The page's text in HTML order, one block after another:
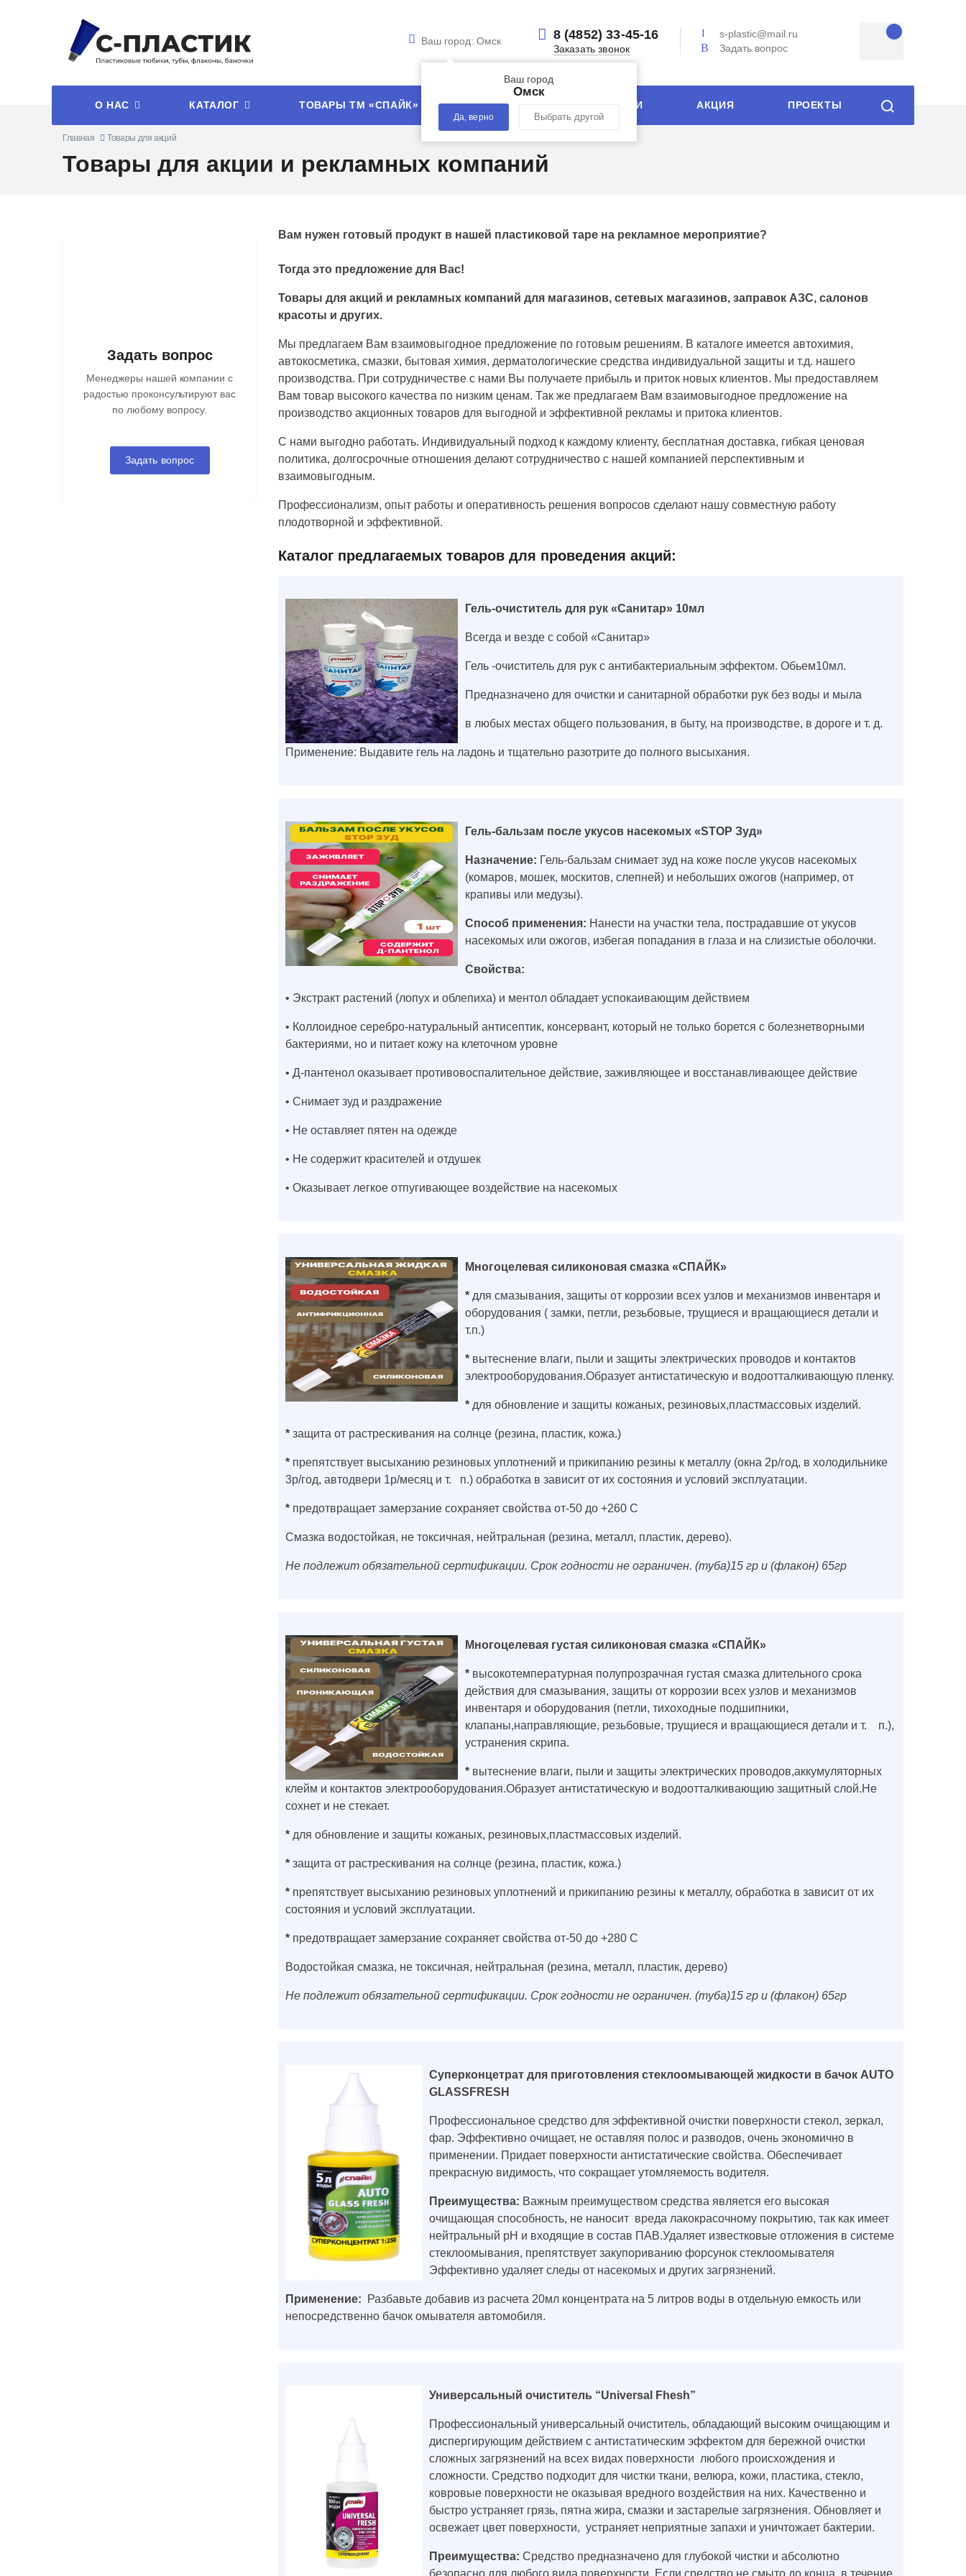
Ваш город: Омск
Ваш город
Омск
Да, верно Выбрать другой
8 (4852) 33-45-16
Заказать звонок
s-plastic@mail.ru
Задать вопрос
О НАС КАТАЛОГ ТОВАРЫ ТМ «СПАЙК» УСЛУГИ ТЕХНОЛОГИИ АКЦИЯ ПРОЕКТЫ
Главная Товары для акций
Товары для акции и рекламных компаний
Задать вопрос
Менеджеры нашей компании с
радостью проконсультируют вас
по любому вопросу.
Задать вопрос
Вам нужен готовый продукт в нашей пластиковой таре на рекламное мероприятие?
Тогда это предложение для Вас!
Товары для акций и рекламных компаний для магазинов, сетевых магазинов, заправок АЗС, салонов
красоты и других.
Мы предлагаем Вам взаимовыгодное предложение по готовым решениям. В каталоге имеется автохимия,
автокосметика, смазки, бытовая химия, дерматологические средства индивидуальной защиты и т.д. нашего
производства. При сотрудничестве с нами Вы получаете прибыль и приток новых клиентов. Мы предоставляем
Вам товар высокого качества по низким ценам. Так же предлагаем Вам взаимовыгодное предложение на
производство акционных товаров для выгодной и эффективной рекламы и притока клиентов.
С нами выгодно работать. Индивидуальный подход к каждому клиенту, бесплатная доставка, гибкая ценовая
политика, долгосрочные отношения делают сотрудничество с нашей компанией перспективным и
взаимовыгодным.
Профессионализм, опыт работы и оперативность решения вопросов сделают нашу совместную работу
плодотворной и эффективной.
Каталог предлагаемых товаров для проведения акций:
Гель-очиститель для рук «Санитар» 10мл
Всегда и везде с собой «Санитар»
Гель -очиститель для рук с антибактериальным эффектом. Обьем10мл.
Предназначено для очистки и санитарной обработки рук без воды и мыла
в любых местах общего пользования, в быту, на производстве, в дороге и т. д.
Применение: Выдавите гель на ладонь и тщательно разотрите до полного высыхания.
Гель-бальзам после укусов насекомых «STOP Зуд»
Назначение: Гель-бальзам снимает зуд на коже после укусов насекомых
(комаров, мошек, москитов, слепней) и небольших ожогов (например, от
крапивы или медузы).
Способ применения: Нанести на участки тела, пострадавшие от укусов
насекомых или ожогов, избегая попадания в глаза и на слизистые оболочки.
Свойства:
• Экстракт растений (лопух и облепиха) и ментол обладает успокаивающим действием
• Коллоидное серебро-натуральный антисептик, консервант, который не только борется с болезнетворными
бактериями, но и питает кожу на клеточном уровне
• Д-пантенол оказывает противовоспалительное действие, заживляющее и восстанавливающее действие
• Снимает зуд и раздражение
• Не оставляет пятен на одежде
• Не содержит красителей и отдушек
• Оказывает легкое отпугивающее воздействие на насекомых
Многоцелевая силиконовая смазка «СПАЙК»
* для смазывания, защиты от коррозии всех узлов и механизмов инвентаря и
оборудования ( замки, петли, резьбовые, трущиеся и вращающиеся детали и
т.п.)
* вытеснение влаги, пыли и защиты электрических проводов и контактов
электрооборудования.Образует антистатическую и водоотталкивающую пленку.
* для обновление и защиты кожаных, резиновых,пластмассовых изделий.
*защита от растрескивания на солнце (резина, пластик, кожа.)
* препятствует высыханию резиновых уплотнений и прикипанию резины к металлу (окна 2р/год, в холодильнике
3р/год, автодвери 1р/месяц и т. п.) обработка в зависит от их состояния и условий эксплуатации.
* предотвращает замерзание сохраняет свойства от-50 до +260 С
Смазка водостойкая, не токсичная, нейтральная (резина, металл, пластик, дерево).
Не подлежит обязательной сертификации. Срок годности не ограничен. (туба)15 гр и (флакон) 65гр
Многоцелевая густая силиконовая смазка «СПАЙК»
* высокотемпературная полупрозрачная густая смазка длительного срока
действия для смазывания, защиты от коррозии всех узлов и механизмов
инвентаря и оборудования (петли, тихоходные подшипники,
клапаны,направляющие, резьбовые, трущиеся и вращающиеся детали и т. п.),
устранения скрипа.
* вытеснение влаги, пыли и защиты электрических проводов,аккумуляторных
клейм и контактов электрооборудования.Образует антистатическую и водоотталкивающию защитный слой.Не
сохнет и не стекает.
* для обновление и защиты кожаных, резиновых,пластмассовых изделий.
* защита от растрескивания на солнце (резина, пластик, кожа.)
* препятствует высыханию резиновых уплотнений и прикипанию резины к металлу, обработка в зависит от их
состояния и условий эксплуатации.
* предотвращает замерзание сохраняет свойства от-50 до +280 С
Водостойкая смазка, не токсичная, нейтральная (резина, металл, пластик, дерево)
Не подлежит обязательной сертификации. Срок годности не ограничен. (туба)15 гр и (флакон) 65гр
Суперконцетрат для приготовления стеклоомывающей жидкости в бачок AUTO
GLASSFRESH
Профессиональное средство для эффективной очистки поверхности стекол, зеркал,
фар. Эффективно очищает, не оставляя полос и разводов, очень экономично в
применении. Придает поверхности антистатические свойства. Обеспечивает
прекрасную видимость, что сокращает утомляемость водителя.
Преимущества: Важным преимуществом средства является его высокая
очищающая способность, не наносит вреда лакокрасочному покрытию, так как имеет
нейтральный рН и входящие в состав ПАВ.Удаляет известковые отложения в системе
стеклоомывания, препятствует закупориванию форсунок стеклоомывателя
Эффективно удаляет следы от насекомых и других загрязнений.
Применение:
Разбавьте добавив из расчета 20мл концентрата на 5 литров воды в отдельную емкость или
непосредственно бачок омывателя автомобиля.
Универсальный очиститель “Universal Fhesh”
Профессиональный универсальный очиститель, обладающий высоким очищающим и
диспергирующим действием с антистатическим эффектом для бережной очистки
сложных загрязнений на всех видах поверхности любого происхождения и
сложности. Средство подходит для чистки ткани, велюра, кожи, пластика, стекло,
ковровые поверхности не оказывая вредного воздействия на них. Качественно и
быстро устраняет грязь, пятна жира, смазки и застарелые загрязнения. Обновляет и
освежает цвет поверхности, устраняет неприятные запахи и уничтожает бактерии.
Преимущества: Средство предназначено для глубокой чистки и абсолютно
безопасно для любого вида поверхности. Если средство не смыто до конца, в течение